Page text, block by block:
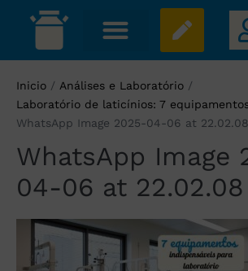
Inicio / Análises e Laboratório /
Laboratório de laticínios: 7
WhatsApp Image 2025-04-06 at 22.02.08
WhatsApp Image
04-06 at 22.02.08